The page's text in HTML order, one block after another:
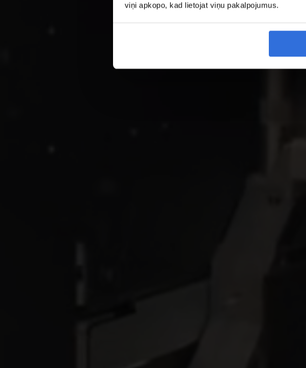
viņi apkopo, kad lietojat viņu pakalpojumus.